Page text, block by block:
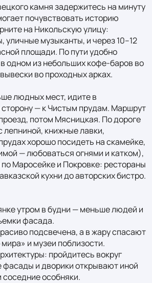
камня задержитесь на минуту
почувствовать историю
на Никольскую улицу:
уличные музыканты, и через 10–12
площади. По пути удобно
одном из небольших кофе-баров во
во проходных арках.
людных мест, идите в
— к Чистым прудам. Маршрут
потом Мясницкая. По дороге
книжные лавки,
хорошо посидеть на скамейке,
— любоваться огнями и катком),
Маросейке и Покровке: рестораны
кухни до авторских бистро.
утром в будни — меньше людей и
фасада.
подсвечена, а в жару спасают
и музеи поблизости.
пройдитесь вокруг
фасады и дворики открывают иной
соседние особняки.